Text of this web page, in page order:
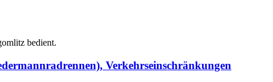
bedient.
Verkehrseinschränkungen